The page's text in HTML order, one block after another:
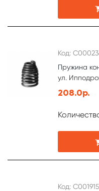
Код:
Пружина
ул.
208.0р.
Код: